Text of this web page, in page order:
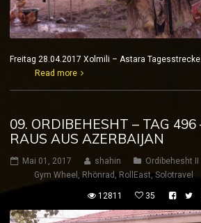
Freitag 28.04.2017 Xolmili – Astara
Read more
09. ORDIBEHESHT – TAG 496
RAUS AUS AZERBAIJAN
Mai 01, 2017 shahin Ordibehesht II
Gym Wheel , Rhönrad , RollEast, Solotravel
12811 35